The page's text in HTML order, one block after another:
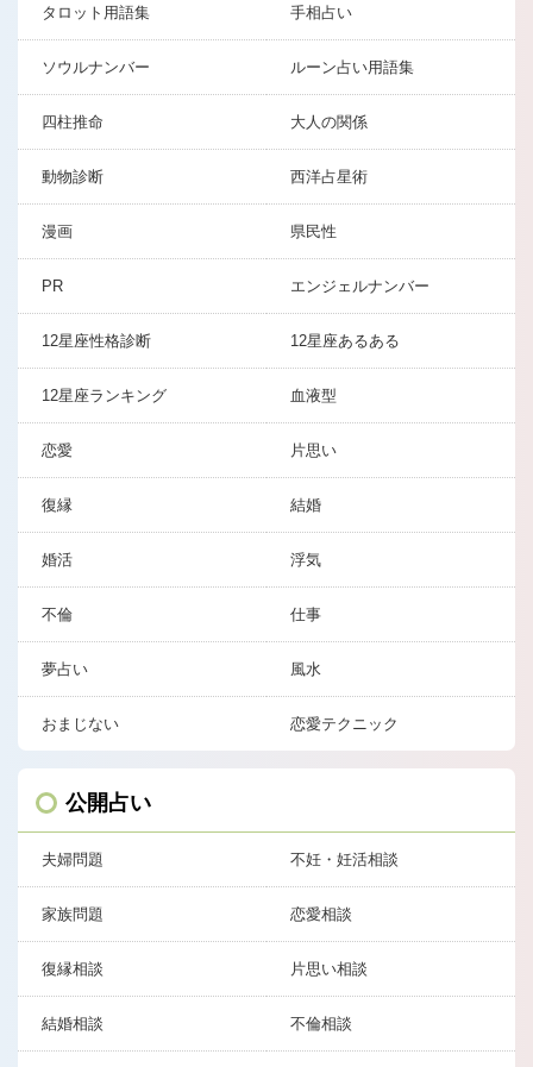
タロット用語集 手相占い
ソウルナンバー ルーン占い用語集
四柱推命 大人の関係
動物診断 西洋占星術
漫画 県民性
PR エンジェルナンバー
12星座性格診断 12星座あるある
12星座ランキング 血液型
恋愛 片思い
復縁 結婚
婚活 浮気
不倫 仕事
夢占い 風水
おまじない 恋愛テクニック
公開占い
夫婦問題 不妊・妊活相談
家族問題 恋愛相談
復縁相談 片思い相談
結婚相談 不倫相談